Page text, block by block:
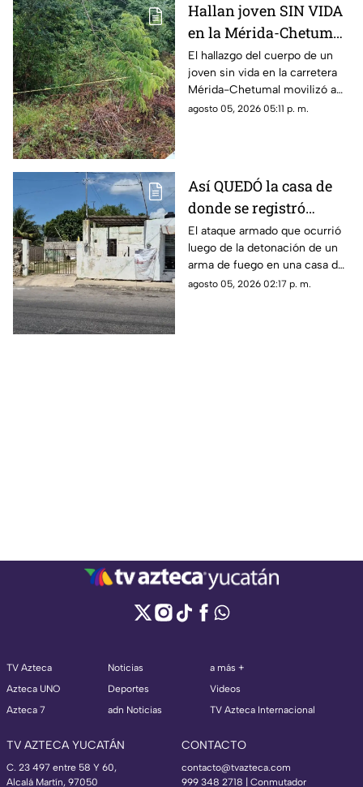
Hallan joven SIN VIDA
en la Mérida-Chetumal;
el mal olor alertó a los
automovilistas
El hallazgo del cuerpo de un
joven sin vida en la carretera
Mérida-Chetumal movilizó a
las autoridades durante este
agosto 05, 2026 05:11 p. m.
Así QUEDÓ la casa de
donde se registró
anoche ocurrió un
ATAQUE ARM4DO y
hombre bal3ado
El ataque armado que ocurrió
luego de la detonación de un
arma de fuego en una casa de
la colonia Mercedes Barrera,
agosto 05, 2026 02:17 p. m.
TV Azteca
Azteca UNO
Azteca 7
Noticias
Deportes
adn Noticias
a más +
Videos
TV Azteca Internacional
TV AZTECA YUCATÁN
C. 23 497 entre 58 Y 60,
Alcalá Martín, 97050
CONTACTO
contacto@tvazteca.com
999 348 2718 | Conmutador